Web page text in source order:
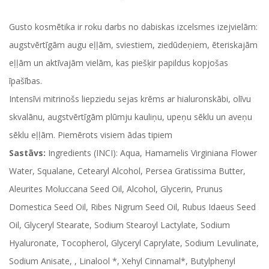
Gusto kosmētika ir roku darbs no dabiskas izcelsmes izejvielām:
augstvērtīgām augu eļļām, sviestiem, ziedūdeņiem, ēteriskajām
eļļām un aktīvajām vielām, kas piešķir papildus kopjošas
īpašības.
Intensīvi mitrinošs liepziedu sejas krēms ar hialuronskābi, olīvu
skvalānu, augstvērtīgām plūmju kauliņu, upeņu sēklu un aveņu
sēklu eļļām. Piemērots visiem ādas tipiem
Sastāvs: Ingredients (INCI): Aqua, Hamamelis Virginiana Flower
Water, Squalane, Cetearyl Alcohol, Persea Gratissima Butter,
Aleurites Moluccana Seed Oil, Alcohol, Glycerin, Prunus
Domestica Seed Oil, Ribes Nigrum Seed Oil, Rubus Idaeus Seed
Oil, Glyceryl Stearate, Sodium Stearoyl Lactylate, Sodium
Hyaluronate, Tocopherol, Glyceryl Caprylate, Sodium Levulinate,
Sodium Anisate, , Linalool *, Xehyl Cinnamal*, Butylphenyl